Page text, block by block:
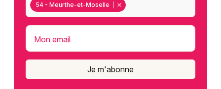
54 - Meurthe-et-Moselle
Mon email
Je m'abonne